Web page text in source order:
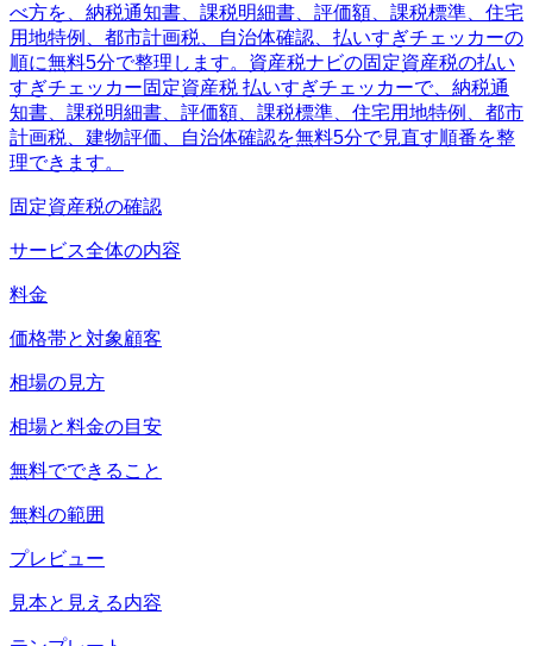
べ方を、納税通知書、課税明細書、評価額、課税標準、住宅
用地特例、都市計画税、自治体確認、払いすぎチェッカーの
順に無料5分で整理します。 資産税ナビの固定資産税の払い
すぎチェッカー固定資産税 払いすぎチェッカーで、納税通
知書、課税明細書、評価額、課税標準、住宅用地特例、都市
計画税、建物評価、自治体確認を無料5分で見直す順番を整
理できます。
固定資産税の確認
サービス全体の内容
料金
価格帯と対象顧客
相場の見方
相場と料金の目安
無料でできること
無料の範囲
プレビュー
見本と見える内容